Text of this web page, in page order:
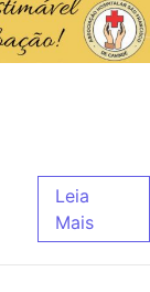
Leia
Mais